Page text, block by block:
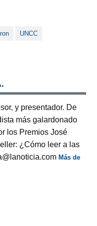
UNCC
y presentador. De
más galardonado
los Premios José
¿Cómo leer a las
Más de